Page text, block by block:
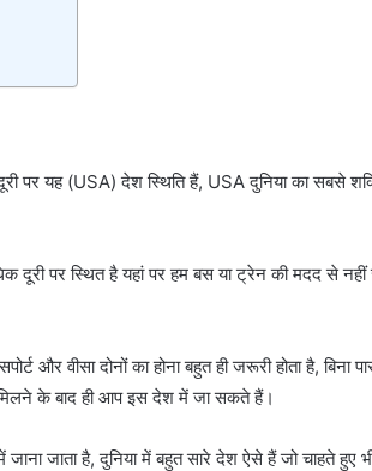
पर यह (USA) देश स्थिति हैं, USA दुनिया का सबसे
दूरी पर स्थित है यहां पर हम बस या ट्रेन की मदद से
और वीसा दोनों का होना बहुत ही जरूरी होता है, बिना
के बाद ही आप इस देश में जा सकते हैं।
जाता है, दुनिया में बहुत सारे देश ऐसे हैं जो चाहते हुए